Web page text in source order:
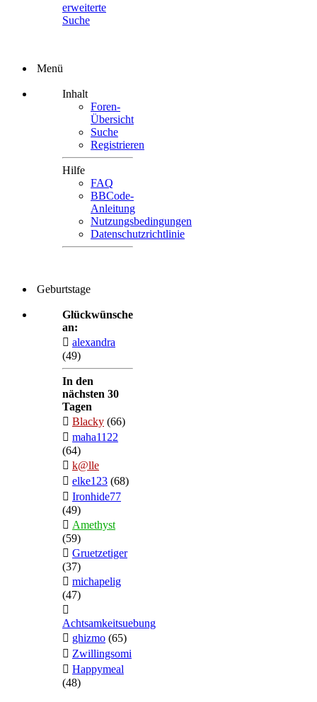
erweiterte
Suche
Menü
Inhalt
Foren-
Übersicht
Suche
Registrieren
Hilfe
FAQ
BBCode-
Anleitung
Nutzungsbedingungen
Datenschutzrichtlinie
Geburtstage
Glückwünsche
an:
alexandra
(49)
In den
nächsten 30
Tagen
Blacky (66)
maha1122
(64)
k@lle
elke123 (68)
Ironhide77
(49)
Amethyst
(59)
Gruetzetiger
(37)
michapelig
(47)
Achtsamkeitsuebung
ghizmo (65)
Zwillingsomi
Happymeal
(48)